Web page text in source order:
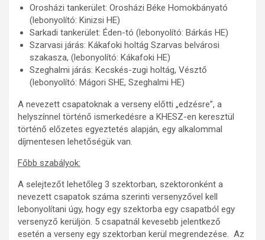
Orosházi tankerület: Orosházi Béke Homokbányató
(lebonyolító: Kinizsi HE)
Sarkadi tankerület: Éden-tó (lebonyolító: Bárkás HE)
Szarvasi járás: Kákafoki holtág Szarvas belvárosi
szakasza, (lebonyolító: Kákafoki HE)
Szeghalmi járás: Kecskés-zugi holtág, Vésztő
(lebonyolító: Mágori SHE, Szeghalmi HE)
A nevezett csapatoknak a verseny előtti „edzésre”, a
helyszínnel történő ismerkedésre a KHESZ-en keresztül
történő előzetes egyeztetés alapján, egy alkalommal
díjmentesen lehetőségük van.
Főbb szabályok:
A selejtezőt lehetőleg 3 szektorban, szektoronként a
nevezett csapatok száma szerinti versenyzővel kell
lebonyolítani úgy, hogy egy szektorba egy csapatból egy
versenyző kerüljön. 5 csapatnál kevesebb jelentkező
esetén a verseny egy szektorban kerül megrendezése. Az